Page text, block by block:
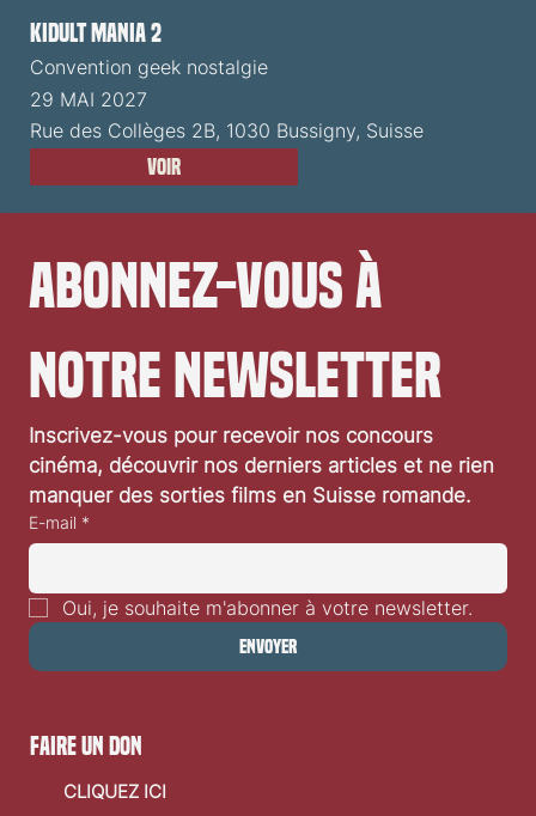
Kidult Mania 2
Convention geek nostalgie
29 MAI 2027
Rue des Collèges 2B, 1030 Bussigny, Suisse
Voir
Abonnez-vous à
notre newsletter
Inscrivez-vous pour recevoir nos concours
cinéma, découvrir nos derniers articles et ne rien
manquer des sorties films en Suisse romande.
E-mail *
Oui, je souhaite m'abonner à votre newsletter.
Envoyer
faire un don
CLIQUEZ ICI